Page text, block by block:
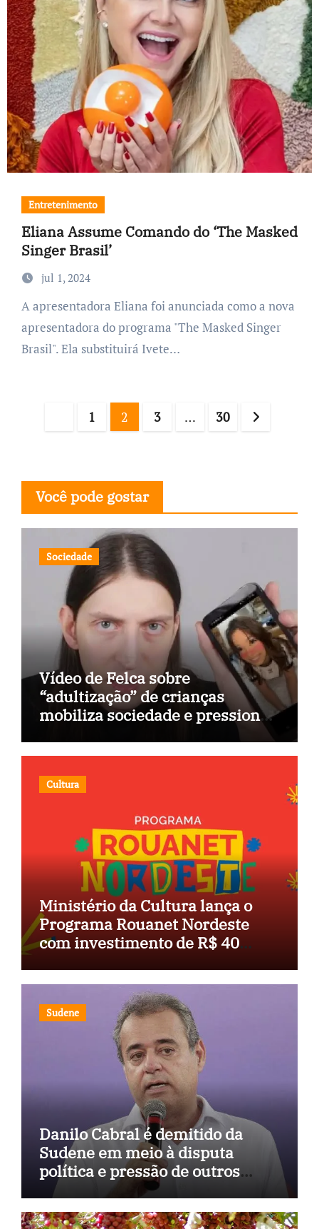
Entretenimento
Eliana Assume Comando do ‘The Masked
Singer Brasil’
jul 1, 2024
A apresentadora Eliana foi anunciada como a nova
apresentadora do programa "The Masked Singer
Brasil". Ela substituirá Ivete…
Navegação
posts
1 2 3 … 30
Você pode gostar
Sociedade
Vídeo de Felca sobre
“adultização” de crianças
mobiliza sociedade e pressiona
Cultura
Ministério da Cultura lança o
Programa Rouanet Nordeste
com investimento de R$ 40
Sudene
Danilo Cabral é demitido da
Sudene em meio à disputa
política e pressão de outros
estados